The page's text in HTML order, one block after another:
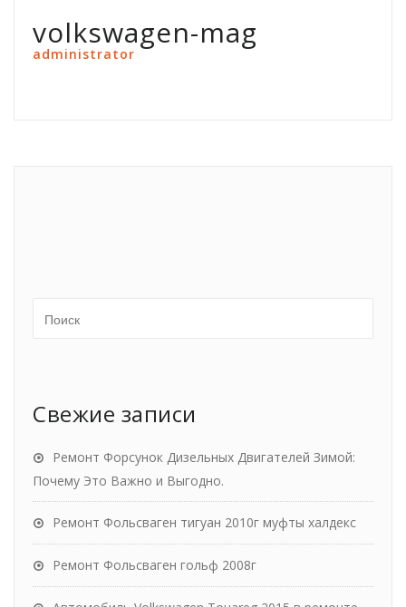
volkswagen-mag
administrator
Свежие записи
Ремонт Форсунок Дизельных Двигателей Зимой:
Почему Это Важно и Выгодно.
Ремонт Фольсваген тигуан 2010г муфты халдекс
Ремонт Фольсваген гольф 2008г